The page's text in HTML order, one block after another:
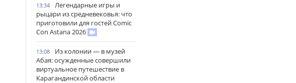
13:34
Легендарные игры и
рыцари из средневековья: что
приготовили для гостей Comic
Con Astana 2026
13:08
Из колонии — в музей
Абая: осужденные совершили
виртуальное путешествие в
Карагандинской области